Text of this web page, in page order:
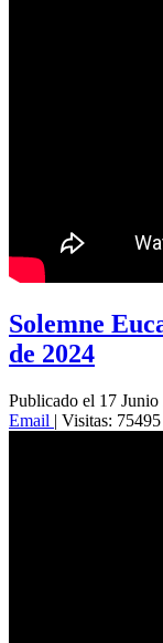
Solemne
de 2024
Publicado el 17 Junio
Email | Visitas: 75495